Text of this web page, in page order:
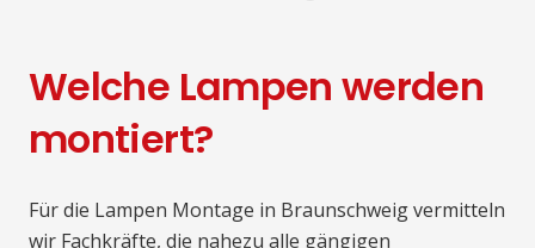
Welche Lampen werden
montiert?
Für die Lampen Montage in Braunschweig vermitteln
wir Fachkräfte, die nahezu alle gängigen